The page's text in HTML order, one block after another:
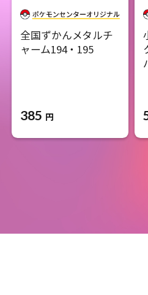
全国ずかんメタルチ
ャーム194・195
385 円